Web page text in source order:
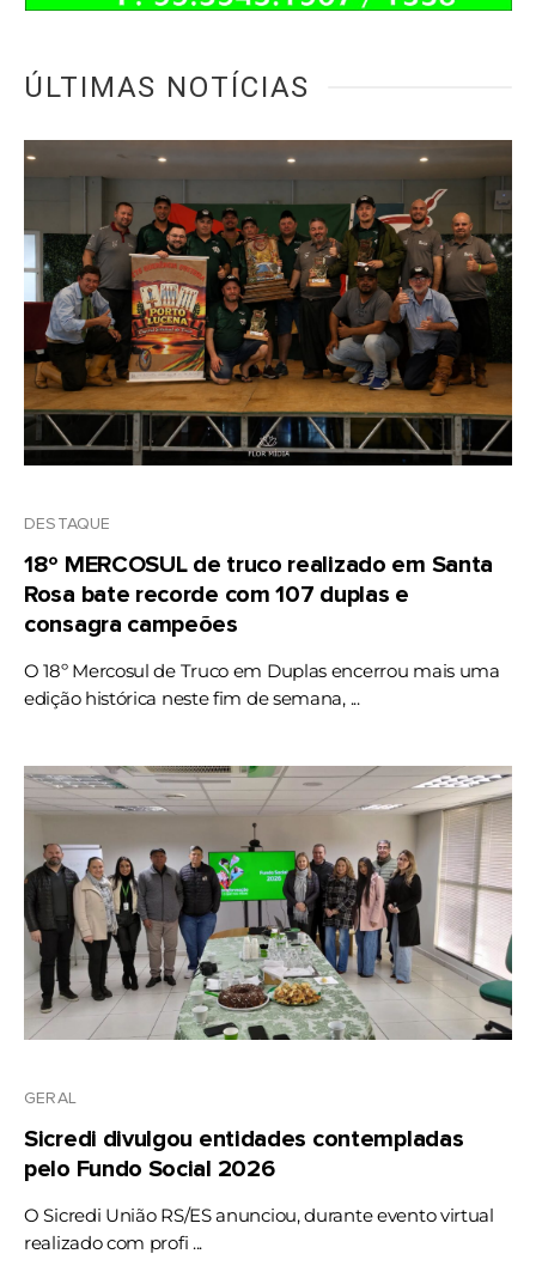
ÚLTIMAS NOTÍCIAS
DESTAQUE
18º MERCOSUL de truco realizado em Santa
Rosa bate recorde com 107 duplas e
consagra campeões
O 18º Mercosul de Truco em Duplas encerrou mais uma
edição histórica neste fim de semana, ...
GERAL
Sicredi divulgou entidades contempladas
pelo Fundo Social 2026
O Sicredi União RS/ES anunciou, durante evento virtual
realizado com profi ...